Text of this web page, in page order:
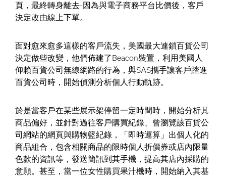
頁，最終轉身離去-因為與電子商務平台比價後，客戶
決定改由線上下單。
面對愈來愈多這樣的客戶流失，美國最大連鎖百貨公司
決定做些改變，他們佈建了Beacon裝置，利用美國人
仰賴百貨公司無線網路的行為，與SAS攜手讓客戶踏進
百貨公司時，開始偵測分析個人行動軌跡。
於是當客戶在某些展示架停留一定時間時，開始分析其
商品偏好，並針對過往客戶購買紀錄、曾瀏覽該百貨公
司網站的網頁與購物籃紀錄，「即時運算」出個人化的
商品組合，包含相關商品的限時個人折價券或店內限量
色款的資訊等，發送簡訊到其手機，提高其店內採購的
意願。甚至，當一位女性購買果汁機時，開始納入其基